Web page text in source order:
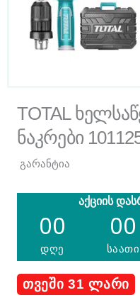
TOTAL
ნაკრები
გარანტია
აქციის
00
დღე
00
საათი
ᲗᲕᲔᲨᲘ 31 ᲚᲐᲠᲘ